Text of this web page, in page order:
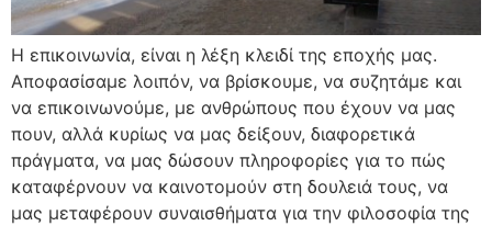
Η επικοινωνία, είναι η λέξη κλειδί της εποχής μας.
Αποφασίσαμε λοιπόν, να βρίσκουμε, να συζητάμε και
να επικοινωνούμε, με ανθρώπους που έχουν να μας
πουν, αλλά κυρίως να μας δείξουν, διαφορετικά
πράγματα, να μας δώσουν πληροφορίες για το πώς
καταφέρνουν να καινοτομούν στη δουλειά τους, να
μας μεταφέρουν συναισθήματα για την φιλοσοφία της